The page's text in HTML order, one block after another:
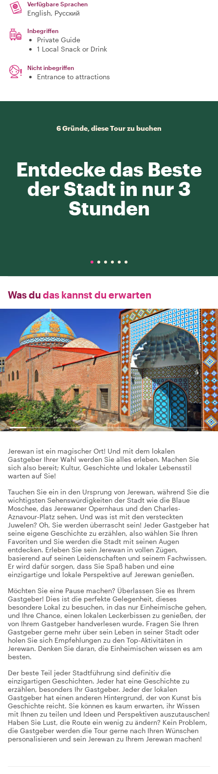
Verfügbare Sprachen
English, Русский
Inbegriffen
Private Guide
1 Local Snack or Drink
Nicht inbegriffen
Entrance to attractions
6 Gründe, diese Tour zu buchen
Entdecke das Beste
der Stadt in nur 3
Stunden
Was du das kannst du erwarten
Jerewan ist ein magischer Ort! Und mit dem lokalen
Gastgeber Ihrer Wahl werden Sie alles erleben. Machen Sie
sich also bereit; Kultur, Geschichte und lokaler Lebensstil
warten auf Sie!
Tauchen Sie ein in den Ursprung von Jerewan, während Sie die
wichtigsten Sehenswürdigkeiten der Stadt wie die Blaue
Moschee, das Jerewaner Opernhaus und den Charles-
Aznavour-Platz sehen. Und was ist mit den versteckten
Juwelen? Oh, Sie werden überrascht sein! Jeder Gastgeber hat
seine eigene Geschichte zu erzählen, also wählen Sie Ihren
Favoriten und Sie werden die Stadt mit seinen Augen
entdecken. Erleben Sie sein Jerewan in vollen Zügen,
basierend auf seinen Leidenschaften und seinem Fachwissen.
Er wird dafür sorgen, dass Sie Spaß haben und eine
einzigartige und lokale Perspektive auf Jerewan genießen.
Möchten Sie eine Pause machen? Überlassen Sie es Ihrem
Gastgeber! Dies ist die perfekte Gelegenheit, dieses
besondere Lokal zu besuchen, in das nur Einheimische gehen,
und Ihre Chance, einen lokalen Leckerbissen zu genießen, der
von Ihrem Gastgeber handverlesen wurde. Fragen Sie Ihren
Gastgeber gerne mehr über sein Leben in seiner Stadt oder
holen Sie sich Empfehlungen zu den Top-Aktivitäten in
Jerewan. Denken Sie daran, die Einheimischen wissen es am
besten.
Der beste Teil jeder Stadtführung sind definitiv die
einzigartigen Geschichten. Jeder hat eine Geschichte zu
erzählen, besonders Ihr Gastgeber. Jeder der lokalen
Gastgeber hat einen anderen Hintergrund, der von Kunst bis
Geschichte reicht. Sie können es kaum erwarten, ihr Wissen
mit Ihnen zu teilen und Ideen und Perspektiven auszutauschen!
Haben Sie Lust, die Route ein wenig zu ändern? Kein Problem,
die Gastgeber werden die Tour gerne nach Ihren Wünschen
personalisieren und sein Jerewan zu Ihrem Jerewan machen!